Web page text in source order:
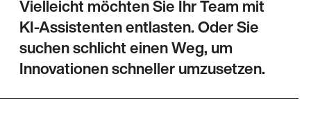
Vielleicht möchten Sie Ihr Team mit
KI-Assistenten entlasten. Oder Sie
suchen schlicht einen Weg, um
Innovationen schneller umzusetzen.